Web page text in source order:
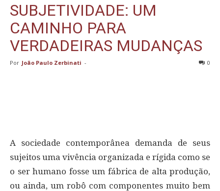
SUBJETIVIDADE: UM
CAMINHO PARA
VERDADEIRAS MUDANÇAS
Por João Paulo Zerbinati - 0
A sociedade contemporânea demanda de seus
sujeitos uma vivência organizada e rígida como se
o ser humano fosse um fábrica de alta produção,
ou ainda, um robô com componentes muito bem